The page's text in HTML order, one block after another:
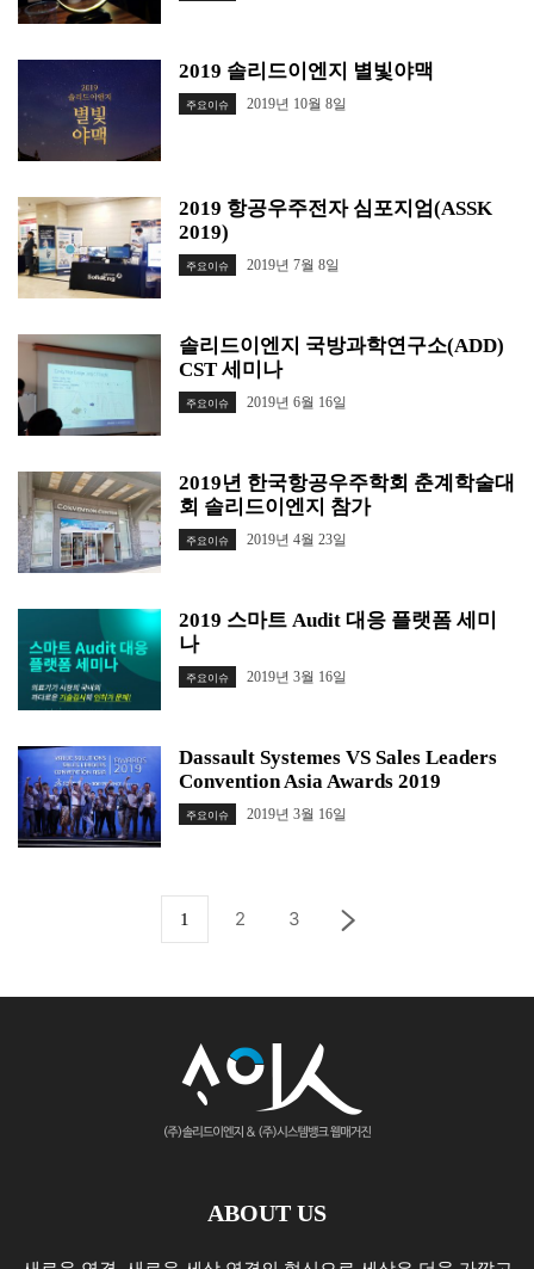
2019 솔리드이엔지 별빛야맥
주요이슈 2019년 10월 8일
2019 항공우주전자 심포지엄(ASSK
2019)
주요이슈 2019년 7월 8일
솔리드이엔지 국방과학연구소(ADD)
CST 세미나
주요이슈 2019년 6월 16일
2019년 한국항공우주학회 춘계학술대
회 솔리드이엔지 참가
주요이슈 2019년 4월 23일
2019 스마트 Audit 대응 플랫폼 세미
나
주요이슈 2019년 3월 16일
Dassault Systemes VS Sales Leaders
Convention Asia Awards 2019
주요이슈 2019년 3월 16일
1 2 3
ABOUT US